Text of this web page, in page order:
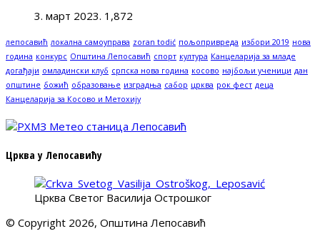
3. март 2023. 1,872
лепосавић локална самоуправа zoran todić пољопривреда избори 2019 нова
година конкурс Општина Лепосавић спорт култура Канцеларија за младе
догађаји омладински клуб српска нова година косово најбољи ученици дан
општине божић образовање изградња сабор црква рок фест деца
Канцеларија за Косово и Метохију
Црква у Лепосавићу
Црква Светог Василија Острошког
© Copyright 2026, Општина Лепосавић